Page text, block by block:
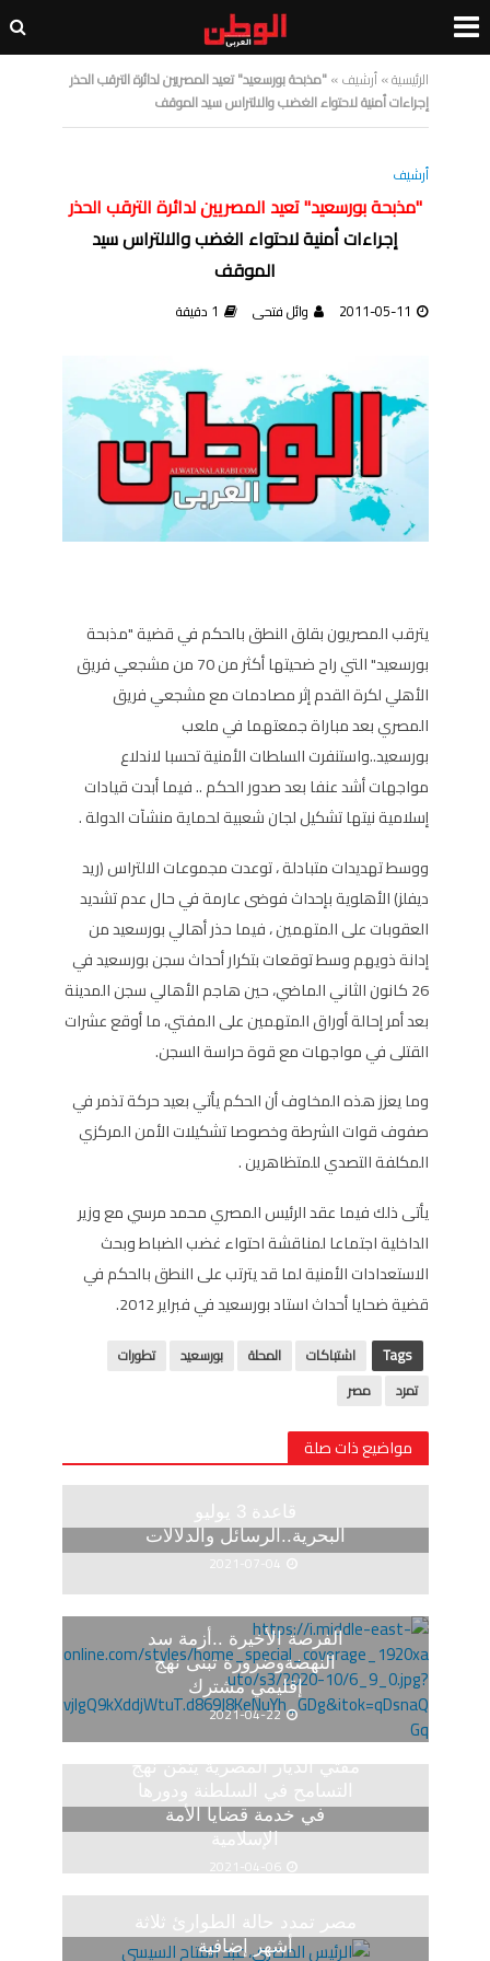
الرئيسية»أرشيف»"مذبحة بورسعيد" تعيد المصريين لدائرة الترقب الحذر
إجراءات أمنية لاحتواء الغضب والالتراس سيد الموقف
أرشيف
"مذبحة بورسعيد" تعيد المصريين لدائرة الترقب الحذر
إجراءات أمنية لاحتواء الغضب والالتراس سيد
الموقف
2011-05-11 وائل فتحى 1 دقيقة
يترقب المصريون بقلق النطق بالحكم في قضية "مذبحة
بورسعيد" التي راح ضحيتها أكثر من 70 من مشجعي فريق
الأهلي لكرة القدم إثر مصادمات مع مشجعي فريق
المصري بعد مباراة جمعتهما في ملعب
بورسعيد..واستنفرت السلطات الأمنية تحسبا لاندلاع
مواجهات أشد عنفا بعد صدور الحكم .. فيما أبدت قيادات
إسلامية نيتها تشكيل لجان شعبية لحماية منشآت الدولة .
ووسط تهديدات متبادلة ، توعدت مجموعات الالتراس (ريد
ديفلز) الأهلوية بإحداث فوضى عارمة في حال عدم تشديد
العقوبات على المتهمين ، فيما حذر أهالي بورسعيد من
إدانة ذويهم وسط توقعات بتكرار أحداث سجن بورسعيد في
26 كانون الثاني الماضي، حين هاجم الأهالي سجن المدينة
بعد أمر إحالة أوراق المتهمين على المفتي، ما أوقع عشرات
القتلى في مواجهات مع قوة حراسة السجن.
وما يعزز هذه المخاوف أن الحكم يأتي بعيد حركة تذمر في
صفوف قوات الشرطة وخصوصا تشكيلات الأمن المركزي
المكلفة التصدي للمتظاهرين .
يأتى ذلك فيما عقد الرئيس المصري محمد مرسي مع وزير
الداخلية اجتماعا لمناقشة احتواء غضب الضباط وبحث
الاستعدادات الأمنية لما قد يترتب على النطق بالحكم في
قضية ضحايا أحداث استاد بورسعيد في فبراير 2012.
Tags اشتباكات المحلة بورسعيد
تطورات
تمرد
مصر
مواضيع ذات صلة
قاعدة 3 يوليو
البحرية..الرسائل والدلالات
2021-07-04
الفرصة الأخيرة ..أزمة سد
النهضةوضرورة تبنى نهج
إقليمي مشترك
2021-04-22
مفتي الديار المصرية يثمّن نهج
التسامح في السلطنة ودورها
في خدمة قضايا الأمة
الإسلامية
2021-04-06
مصر تمدد حالة الطوارئ ثلاثة
أشهر إضافية